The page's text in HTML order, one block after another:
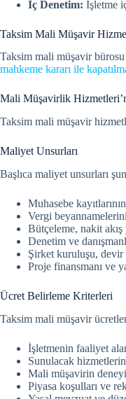
İç Denetim: İşletme
Taksim Mali Müşavir
Taksim mali müşavir
mahkeme kararı ile
Mali Müşavirlik
Taksim mali müşavir
Maliyet Unsurları
Başlıca maliyet unsurları
Muhasebe
Vergi
Bütçeleme, nakit
Denetim ve
Şirket kuruluşu,
Proje finansmanı ve
Ücret Belirleme Kriterleri
Taksim mali müşavir
İşletmenin faaliyet
Sunulacak hizmetlerin
Mali müşavirin
Piyasa koşulları ve